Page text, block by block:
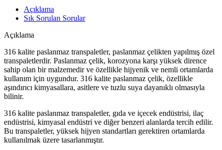
Açıklama
Sık Sorulan Sorular
Açıklama
316 kalite paslanmaz transpaletler, paslanmaz çelikten yapılmış özel
transpaletlerdir. Paslanmaz çelik, korozyona karşı yüksek dirence
sahip olan bir malzemedir ve özellikle hijyenik ve nemli ortamlarda
kullanım için uygundur. 316 kalite paslanmaz çelik, özellikle
aşındırıcı kimyasallara, asitlere ve tuzlu suya dayanıklı olmasıyla
bilinir.
316 kalite paslanmaz transpaletler, gıda ve içecek endüstrisi, ilaç
endüstrisi, kimyasal endüstri ve diğer benzeri alanlarda tercih edilir.
Bu transpaletler, yüksek hijyen standartları gerektiren ortamlarda
kullanılmak üzere tasarlanmıştır.